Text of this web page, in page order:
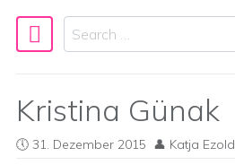
Main Navigation
Search
Kristina Günak
31. Dezember 2015 Katja Ezold